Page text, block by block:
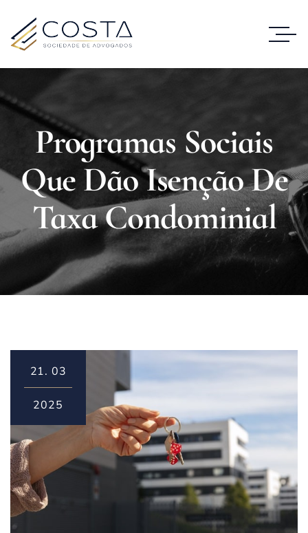
Programas Sociais
Que Dão Isenção De
Taxa Condominial
21. 03
2025